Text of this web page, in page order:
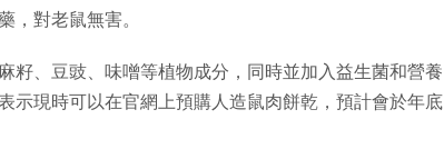
，對老鼠無害。
籽、豆豉、味噌等植物成分，同時並加入益生菌和營養
示現時可以在官網上預購人造鼠肉餅乾，預計會於年底